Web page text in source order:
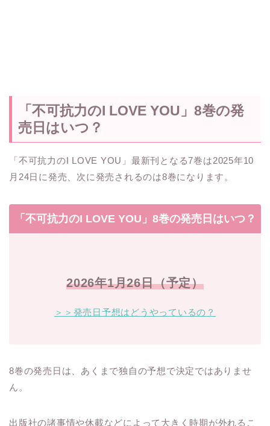
「不可抗力のI LOVE YOU」8巻の発
売日はいつ？
「不可抗力のI LOVE YOU」最新刊となる7巻は2025年10
月24日に発売、次に発売されるのは8巻になります。
「不可抗力のI LOVE YOU」8巻の発売日はいつ？
2026年1月26日（予定）
＞＞発売日予想はどうやっているの？
8巻の発売日は、あくまで独自の予想で決定ではありませ
ん。
出版社の諸事情や休載などによって大きく時期が外れるこ